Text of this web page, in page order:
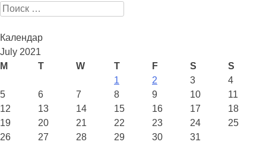
Поиск:
Календар
July 2021
M
T W T F S
S
1
2 3
4
5
6 7 8 9 10
11
12
13 14 15 16 17
18
19
20 21 22 23 24
25
26
27 28 29 30 31